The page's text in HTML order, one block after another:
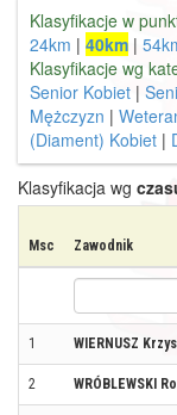
Klasyfikacje w
24km | 40km |
Klasyfikacje wg
Senior Kobiet |
Mężczyzn |
(Diament) Kobiet |
Klasyfikacja wg
Msc Zawodnik
1 WIERNUSZ
2 WRÓBLEWSKI